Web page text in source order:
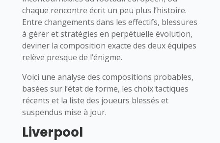
chaque rencontre écrit un peu plus l’histoire.
Entre changements dans les effectifs, blessures
à gérer et stratégies en perpétuelle évolution,
deviner la composition exacte des deux équipes
relève presque de l’énigme.
Voici une analyse des compositions probables,
basées sur l’état de forme, les choix tactiques
récents et la liste des joueurs blessés et
suspendus mise à jour.
Liverpool